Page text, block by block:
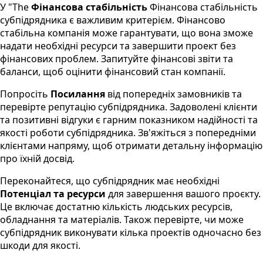
У "TheФінансова стабільністьФінансова стабільність
субпідрядника є важливим критерієм. Фінансово
стабільна компанія може гарантувати, що вона зможе
надати необхідні ресурси та завершити проект без
фінансових проблем. Запитуйте фінансові звіти та
баланси, щоб оцінити фінансовий стан компанії.
Попросіть Посилання від попередніх замовників та
перевірте репутацію субпідрядника. Задоволені клієнти
та позитивні відгуки є гарним показником надійності та
якості роботи субпідрядника. Зв'яжіться з попередніми
клієнтами напряму, щоб отримати детальну інформацію
про їхній досвід.
Переконайтеся, що субпідрядник має необхідні
Потенціал та ресурси для завершення вашого проєкту.
Це включає достатню кількість людських ресурсів,
обладнання та матеріалів. Також перевірте, чи може
субпідрядник виконувати кілька проектів одночасно без
шкоди для якості.